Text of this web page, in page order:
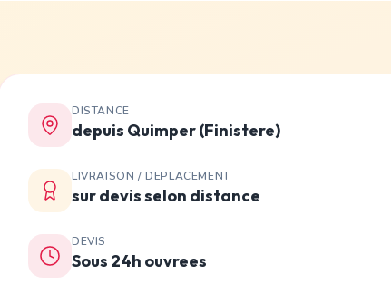
DISTANCE
depuis Quimper (Finistere)
LIVRAISON / DEPLACEMENT
sur devis selon distance
DEVIS
Sous 24h ouvrees